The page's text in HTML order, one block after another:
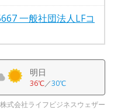
一般社団法人LFコ
明日
36℃／30℃
式会社ライフビジネスウェザー